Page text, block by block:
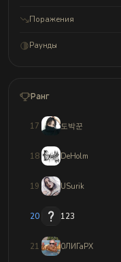
Поражения
Раунды
Ранг
17 도박꾼
18 DeHolm
19 USurik
20 123
21 0ЛИГаРХ